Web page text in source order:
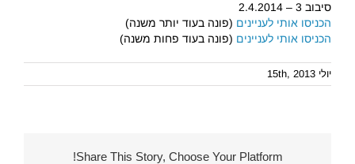
סיבוב 3 – 2.4.2014
הכניסו אותי לעניינים (פונה בעוד יותר משנה)
הכניסו אותי לעניינים (פונה בעוד פחות משנה)
יולי 15th, 2013
Share This Story, Choose Your Platform!